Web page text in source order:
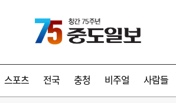
스포츠 전국 충청 비주얼 사람들